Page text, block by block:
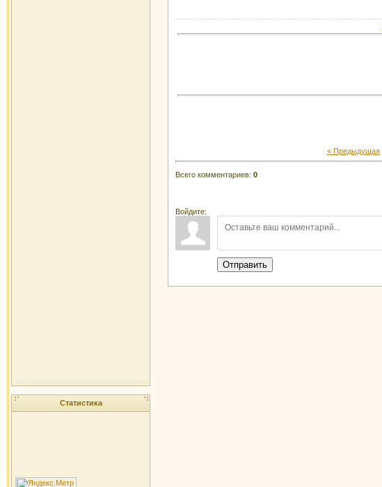
Статистика
« Предыдущая
Всего комментариев: 0
Войдите:
Отправить